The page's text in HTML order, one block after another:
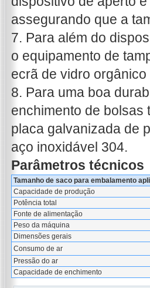
assegurando que a
7. Para além do
o equipamento de
ecrã de vidro
8. Para uma boa
enchimento de bolsas
placa galvanizada de
aço inoxidável 304.
Parâmetros técnicos
Tamanho de saco para embalamento
Capacidade de produção
Potência total
Fonte de alimentação
Peso da máquina
Dimensões gerais
Consumo de ar
Pressão do ar
Capacidade de enchimento